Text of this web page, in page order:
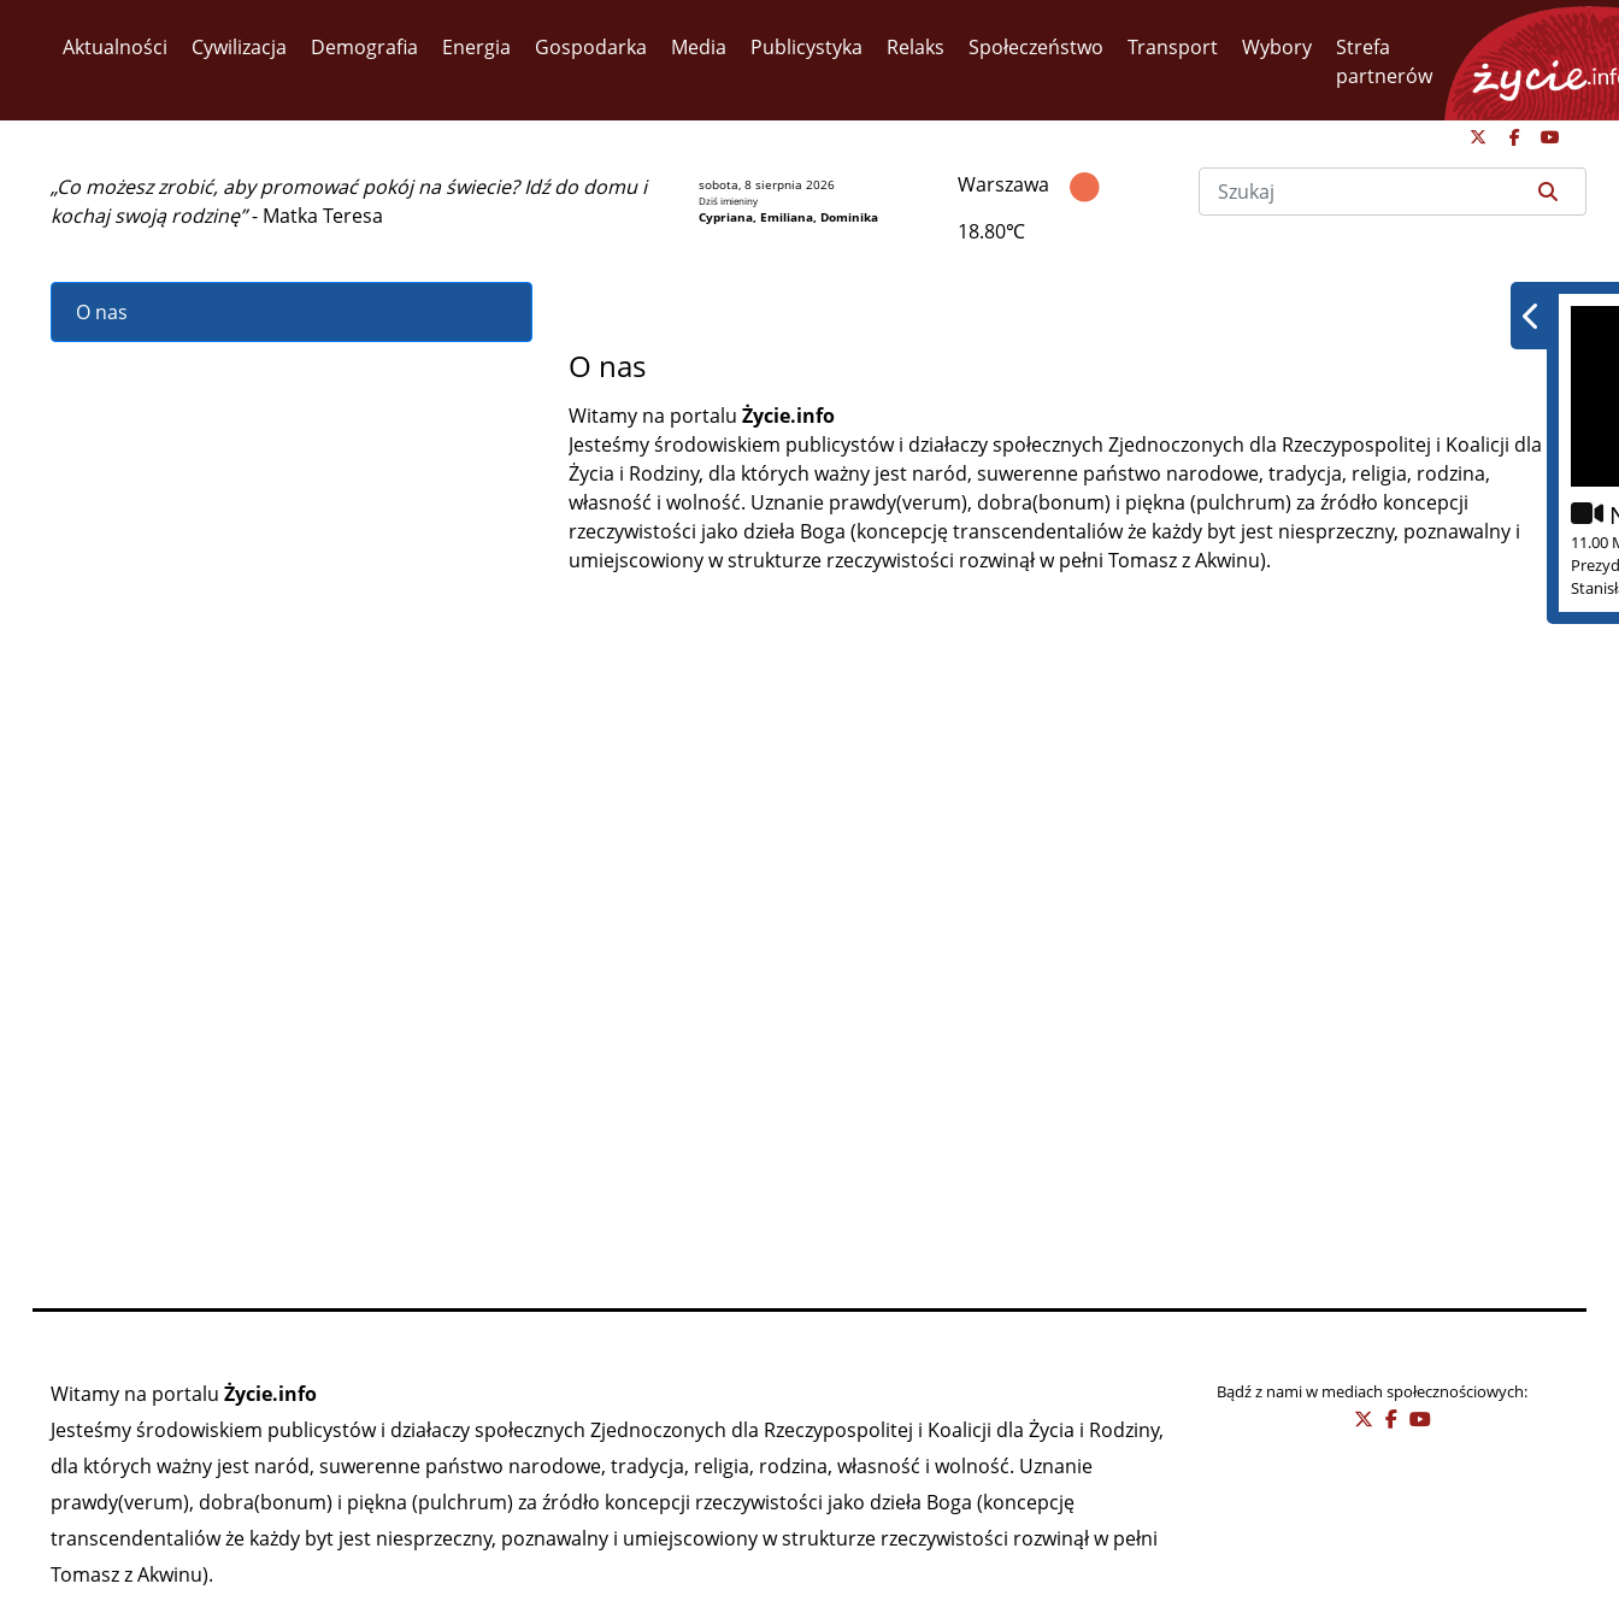
Aktualności Cywilizacja Demografia Energia Gospodarka Media Publicystyka Relaks Społeczeństwo Transport Wybory
Strefa
partnerów
„Co możesz zrobić, aby promować pokój na świecie? Idź do domu i
kochaj swoją rodzinę”- Matka Teresa
sobota, 8 sierpnia 2026
Dziś imieniny
Cypriana, Emiliana, Dominika
Warszawa
18.80℃
11.00
O nas
O nas
Witamy na portalu Życie.info
Jesteśmy środowiskiem publicystów i działaczy społecznych Zjednoczonych dla Rzeczypospolitej i Koalicji dla
Życia i Rodziny, dla których ważny jest naród, suwerenne państwo narodowe, tradycja, religia, rodzina,
własność i wolność. Uznanie prawdy(verum), dobra(bonum) i piękna (pulchrum) za źródło koncepcji
rzeczywistości jako dzieła Boga (koncepcję transcendentaliów że każdy byt jest niesprzeczny, poznawalny i
umiejscowiony w strukturze rzeczywistości rozwinął w pełni Tomasz z Akwinu).
Witamy na portalu Życie.info
Jesteśmy środowiskiem publicystów i działaczy społecznych Zjednoczonych dla Rzeczypospolitej i Koalicji dla Życia i Rodziny,
dla których ważny jest naród, suwerenne państwo narodowe, tradycja, religia, rodzina, własność i wolność. Uznanie
prawdy(verum), dobra(bonum) i piękna (pulchrum) za źródło koncepcji rzeczywistości jako dzieła Boga (koncepcję
transcendentaliów że każdy byt jest niesprzeczny, poznawalny i umiejscowiony w strukturze rzeczywistości rozwinął w pełni
Tomasz z Akwinu).
Bądź z nami w mediach społecznościowych: